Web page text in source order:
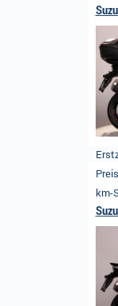
km-